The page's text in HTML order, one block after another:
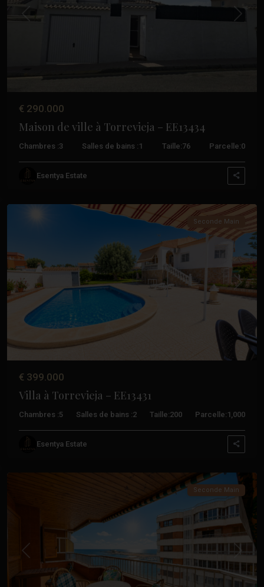
Précédent Suivant
€ 290.000
Maison de ville à Torrevieja – EE13434
Chambres :3 Salles de bains : 1 Taille:76 Parcelle:0
Esentya Estate
Précédent Suivant
Seconde Main
€ 399.000
Villa à Torrevieja – EE13431
Chambres :5 Salles de bains :2 Taille:200 Parcelle: 1,000
Esentya Estate
Précédent Suivant
Seconde Main